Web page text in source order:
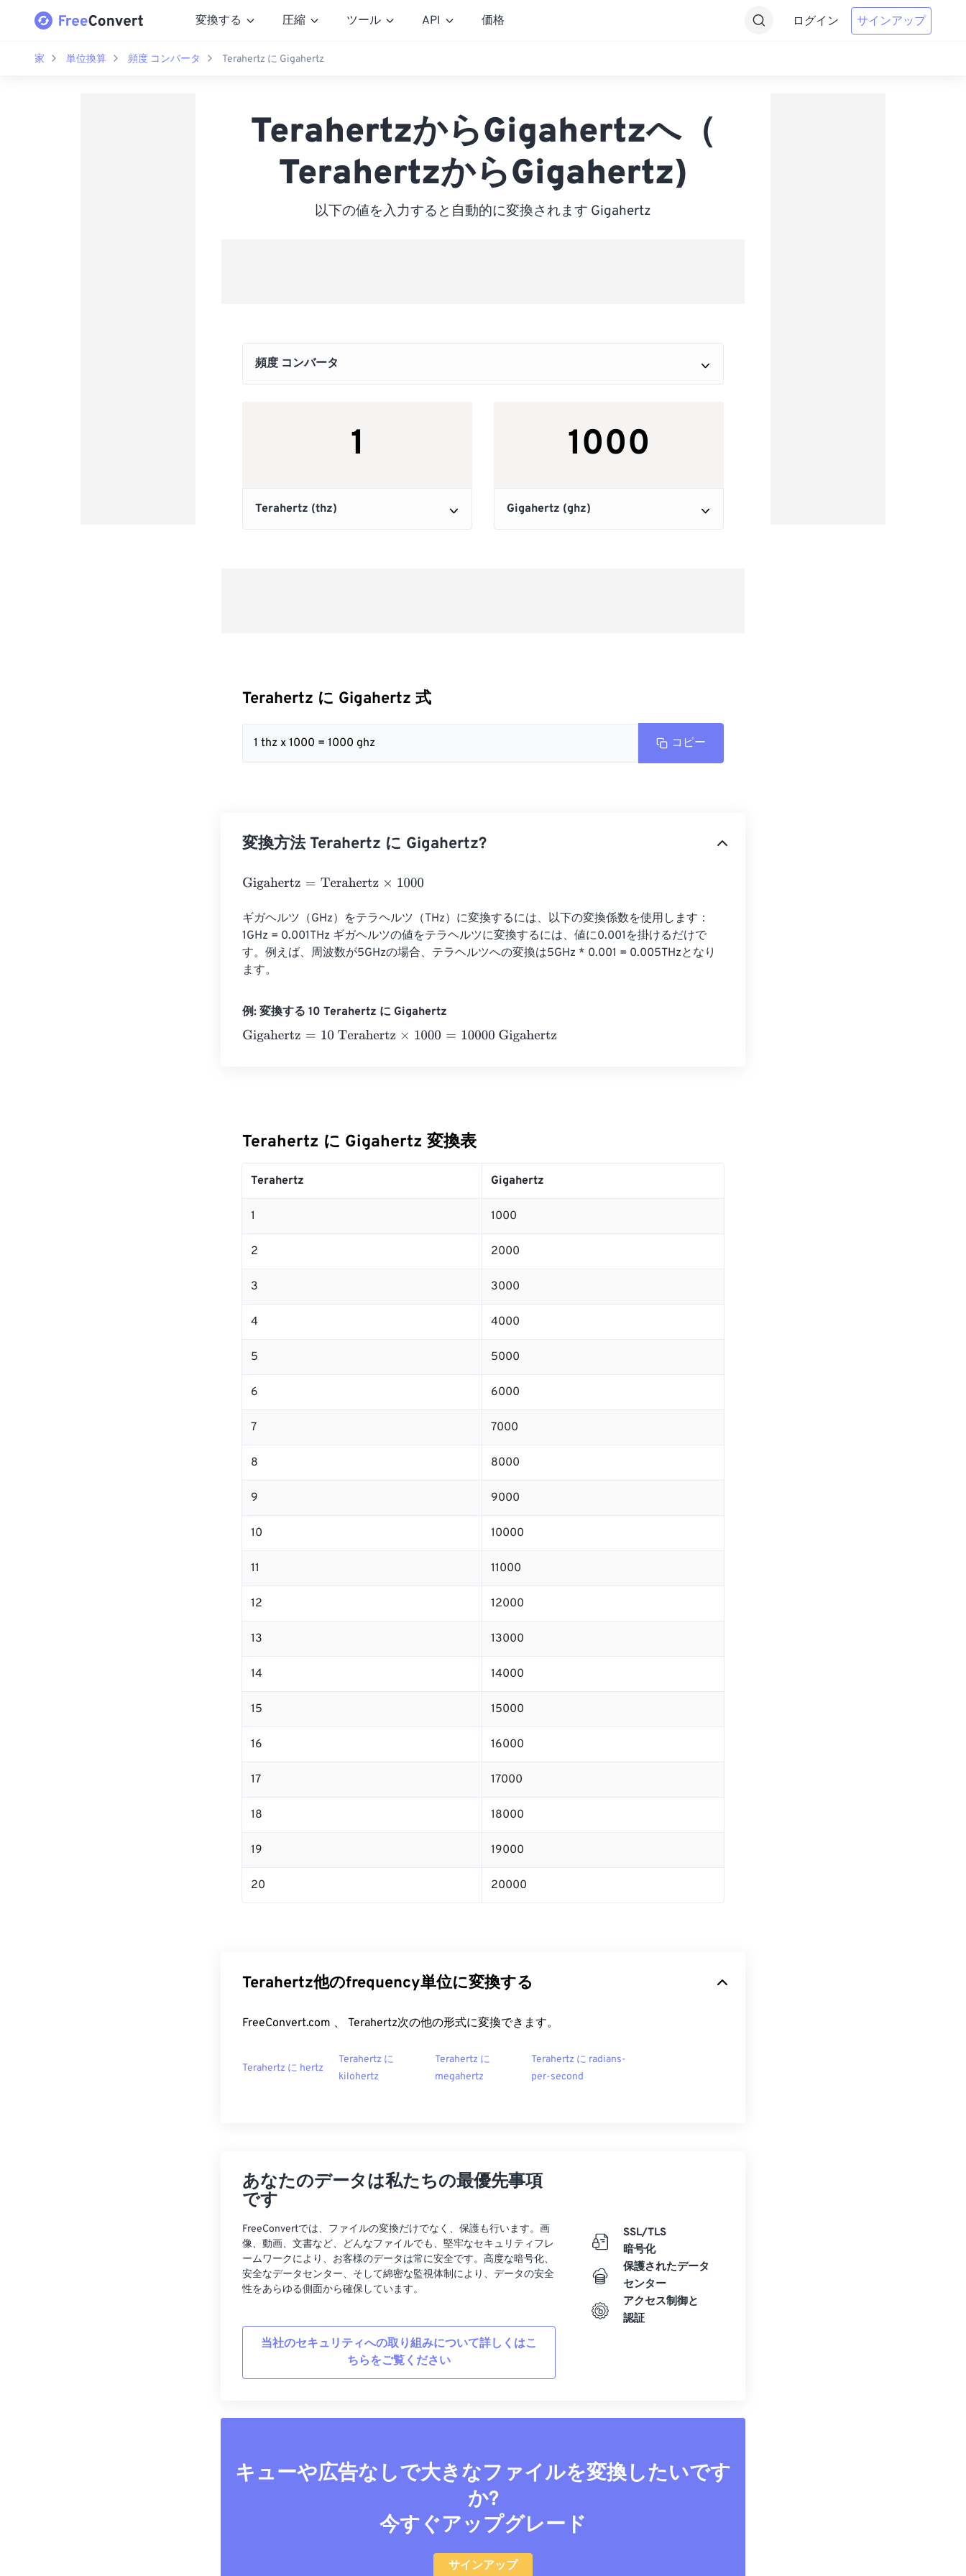
変換する 圧縮 ツール API 価格 ログイン サインアップ
家 単位換算 頻度 コンバータ Terahertz に Gigahertz
TerahertzからGigahertzへ（
TerahertzからGigahertz)
以下の値を入力すると自動的に変換されます Gigahertz
Terahertz に Gigahertz 式
1 thz x 1000 = 1000 ghz コピー
変換方法 Terahertz に Gigahertz?
Gigahertz=Terahertz×1000
ギガヘルツ（GHz）をテラヘルツ（THz）に変換するには、以下の変換係数を使用します：
1GHz = 0.001THz ギガヘルツの値をテラヘルツに変換するには、値に0.001を掛けるだけで
す。例えば、周波数が5GHzの場合、テラヘルツへの変換は5GHz * 0.001 = 0.005THzとなり
ます。
例: 変換する 10 Terahertz に Gigahertz
Gigahertz=10 Terahertz×1000 =10000 Gigahertz
Terahertz に Gigahertz 変換表
Terahertz Gigahertz
1 1000
2 2000
3 3000
4 4000
5 5000
6 6000
7 7000
8 8000
9 9000
10 10000
11 11000
12 12000
13 13000
14 14000
15 15000
16 16000
17 17000
18 18000
19 19000
20 20000
Terahertz他のfrequency単位に変換する
FreeConvert.com 、 Terahertz次の他の形式に変換できます。
Terahertz に hertz
Terahertz に
kilohertz
Terahertz に
megahertz
Terahertz に radians-
per-second
あなたのデータは私たちの最優先事項
です
FreeConvertでは、ファイルの変換だけでなく、保護も行います。画
像、動画、文書など、どんなファイルでも、堅牢なセキュリティフレ
ームワークにより、お客様のデータは常に安全です。高度な暗号化、
安全なデータセンター、そして綿密な監視体制により、データの安全
性をあらゆる側面から確保しています。
当社のセキュリティへの取り組みについて詳しくはこ
ちらをご覧ください
SSL/TLS
暗号化
保護されたデータ
センター
アクセス制御と
認証
キューや広告なしで大きなファイルを変換したいです
か?
今すぐアップグレード
サインアップ